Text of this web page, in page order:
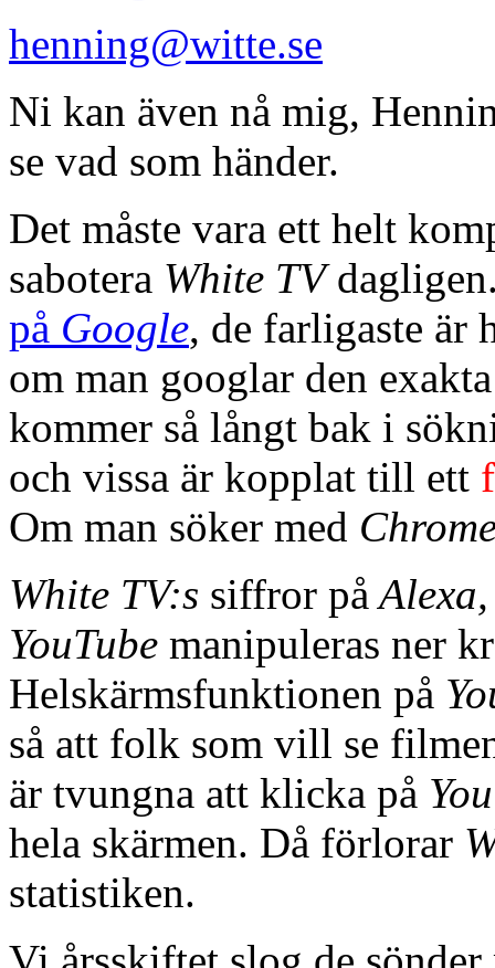
henning@witte.se
Ni kan även nå mig,
se vad som händer.
Det måste vara ett helt
sabotera White TV
på Google, de farligaste är
om man googlar den
kommer så långt bak i
och vissa är kopplat till ett
Om man söker med
White TV:s siffror på
YouTube manipuleras ner
Helskärmsfunktionen på
så att folk som vill se
är tvungna att klicka på
hela skärmen. Då förlorar
statistiken.